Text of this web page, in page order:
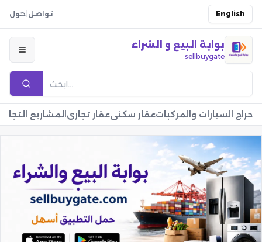
تواصل حول English
بوابة البيع و الشراء
sellbuygate
حراج السيارات والمركباتعقار سكنيعقار تجاري المشاريع